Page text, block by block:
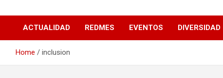
ACTUALIDAD REDMES EVENTOS DIVERSIDAD
Home inclusion